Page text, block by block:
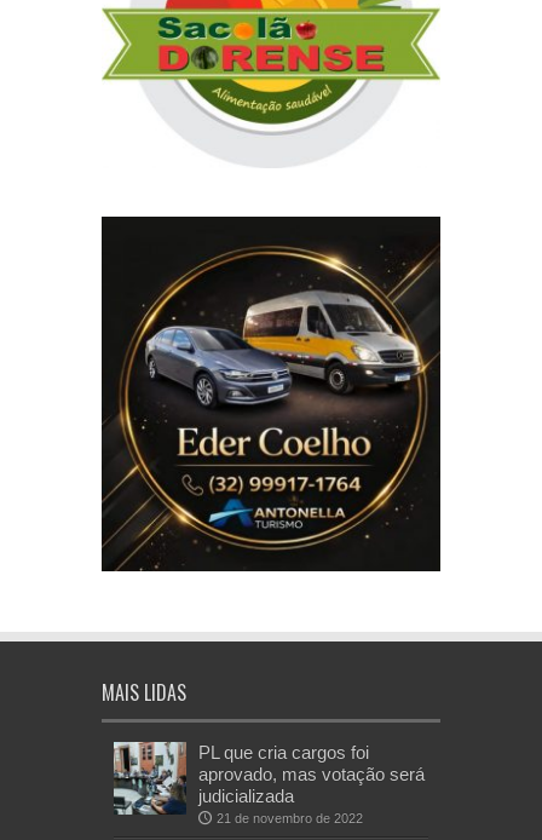
MAIS LIDAS
PL que cria cargos foi
aprovado, mas votação será
judicializada
21 de novembro de 2022